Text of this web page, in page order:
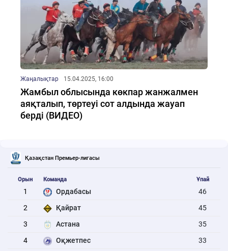
Жаңалықтар 15.04.2025, 16:00
Жамбыл облысында көкпар жанжалмен
аяқталып, төртеуі сот алдында жауап
берді (ВИДЕО)
Қазақстан Премьер-лигасы
Орын Команда Ұпай
1 Ордабасы
46
2
Қайрат
45
3
Астана
35
4
Оқжетпес
33